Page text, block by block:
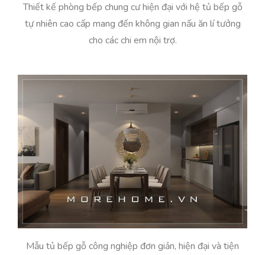
Thiết kế phòng bếp chung cư hiện đại với hệ tủ bếp gỗ
tự nhiên cao cấp mang đến không gian nấu ăn lí tưởng
cho các chi em nội trợ.
Mẫu tủ bếp gỗ công nghiệp đơn giản, hiện đại và tiện